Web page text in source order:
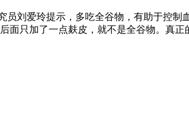
员刘爱玲提示，多吃全谷物，有助于控
面只加了一点麸皮，就不是全谷物。真